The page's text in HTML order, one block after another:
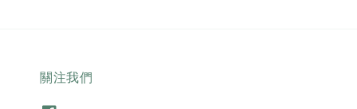
關注我們